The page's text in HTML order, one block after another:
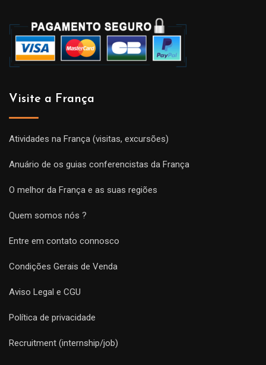
Visite a França
Atividades na França (visitas, excursões)
Anuário de os guias conferencistas da França
O melhor da França e as suas regiões
Quem somos nós ?
Entre em contato connosco
Condições Gerais de Venda
Aviso Legal e CGU
Política de privacidade
Recruitment (internship/job)